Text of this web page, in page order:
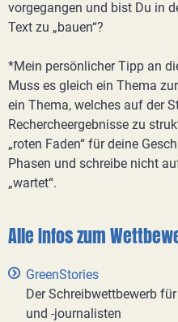
vorgegangen und bist Du in
Text zu „bauen“?
*Mein persönlicher Tipp an
Muss es gleich ein Thema
ein Thema, welches auf der
Rechercheergebnisse zu
„roten Faden“ für deine
Phasen und schreibe nicht
„wartet“.
Alle Infos zum
GreenStories
Der Schreibwettbewerb
und -journalisten